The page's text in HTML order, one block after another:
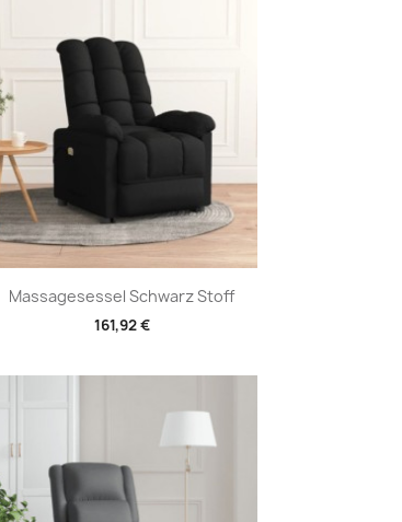
Massagesessel Schwarz Stoff
161,92 €
Vorschau